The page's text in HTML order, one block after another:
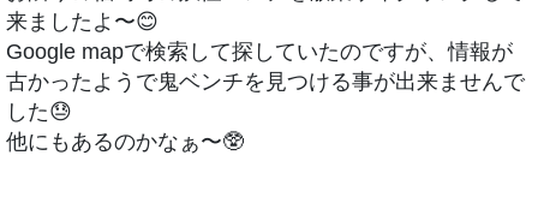
来ましたよ〜😊
Google mapで検索して探していたのですが、情報が
古かったようで鬼ベンチを見つける事が出来ませんで
した😓
他にもあるのかなぁ〜🥸